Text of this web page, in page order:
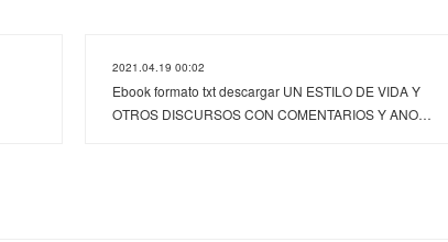
2021.04.19 00:02
Ebook formato txt descargar UN ESTILO DE VIDA Y
OTROS DISCURSOS CON COMENTARIOS Y ANO…